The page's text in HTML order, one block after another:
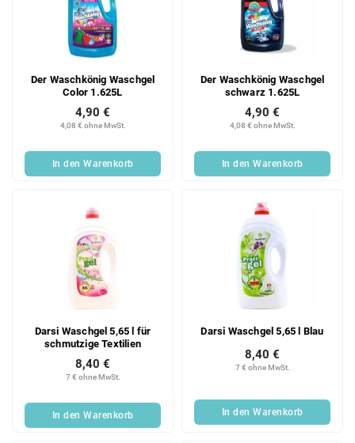
Der Waschkönig Waschgel
Color 1.625L
4,08 € ohne MwSt.
4,90 €
In den Warenkorb
Der Waschkönig Waschgel
schwarz 1.625L
4,08 € ohne MwSt.
4,90 €
In den Warenkorb
Darsi Waschgel 5,65 l für
schmutzige Textilien
7 € ohne MwSt.
8,40 €
In den Warenkorb
Darsi Waschgel 5,65 l Blau
7 € ohne MwSt.
8,40 €
In den Warenkorb